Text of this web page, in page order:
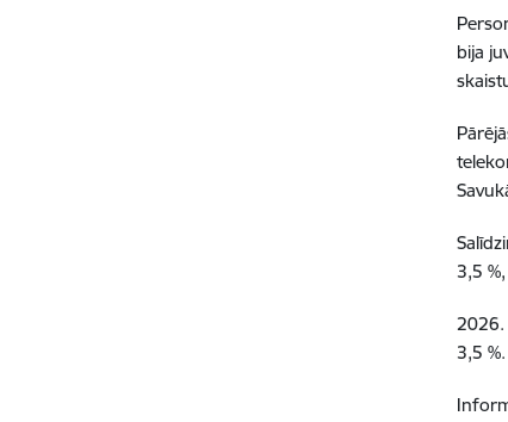
bija
3,5
2026.
3,5 %.